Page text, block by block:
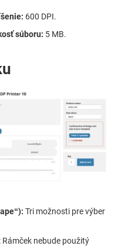
600 DPI.
súboru: 5 MB.
Tri možnosti pre výber
Rámček nebude použitý